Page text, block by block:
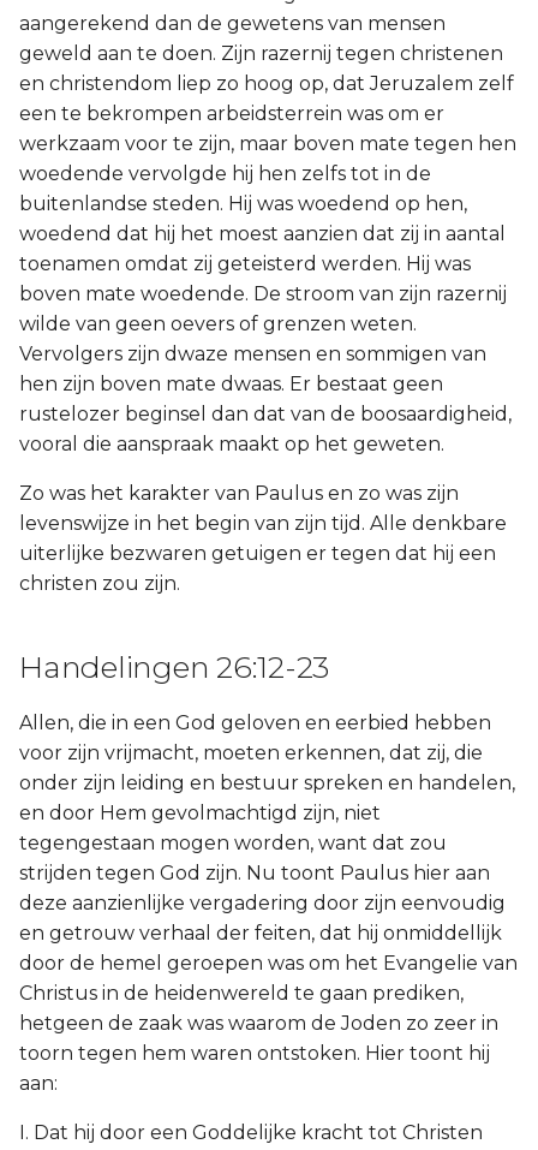
aangerekend dan de gewetens van mensen
geweld aan te doen. Zijn razernij tegen christenen
en christendom liep zo hoog op, dat Jeruzalem zelf
een te bekrompen arbeidsterrein was om er
werkzaam voor te zijn, maar boven mate tegen hen
woedende vervolgde hij hen zelfs tot in de
buitenlandse steden. Hij was woedend op hen,
woedend dat hij het moest aanzien dat zij in aantal
toenamen omdat zij geteisterd werden. Hij was
boven mate woedende. De stroom van zijn razernij
wilde van geen oevers of grenzen weten.
Vervolgers zijn dwaze mensen en sommigen van
hen zijn boven mate dwaas. Er bestaat geen
rustelozer beginsel dan dat van de boosaardigheid,
vooral die aanspraak maakt op het geweten.
Zo was het karakter van Paulus en zo was zijn
levenswijze in het begin van zijn tijd. Alle denkbare
uiterlijke bezwaren getuigen er tegen dat hij een
christen zou zijn.
Handelingen 26:12-23
Allen, die in een God geloven en eerbied hebben
voor zijn vrijmacht, moeten erkennen, dat zij, die
onder zijn leiding en bestuur spreken en handelen,
en door Hem gevolmachtigd zijn, niet
tegengestaan mogen worden, want dat zou
strijden tegen God zijn. Nu toont Paulus hier aan
deze aanzienlijke vergadering door zijn eenvoudig
en getrouw verhaal der feiten, dat hij onmiddellijk
door de hemel geroepen was om het Evangelie van
Christus in de heidenwereld te gaan prediken,
hetgeen de zaak was waarom de Joden zo zeer in
toorn tegen hem waren ontstoken. Hier toont hij
aan:
I. Dat hij door een Goddelijke kracht tot Christen